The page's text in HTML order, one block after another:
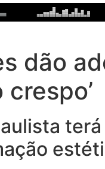
dão
crespo’